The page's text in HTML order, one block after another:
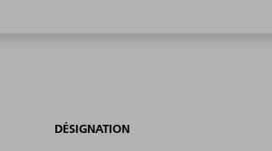
DÉSIGNATION